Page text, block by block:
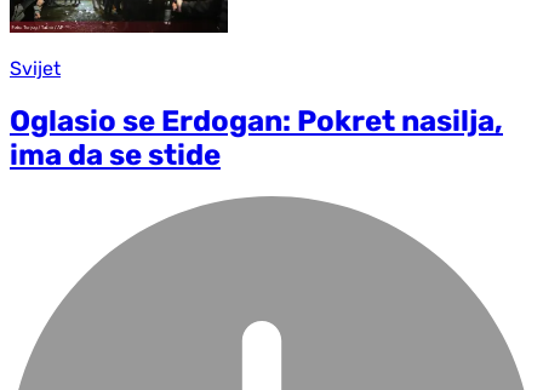
Svijet
Oglasio se Erdogan: Pokret nasilja,
ima da se stide